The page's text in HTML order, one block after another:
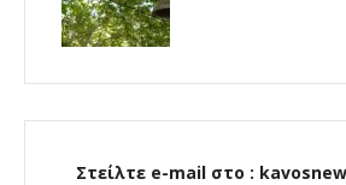
Στείλτε e-mail στο :